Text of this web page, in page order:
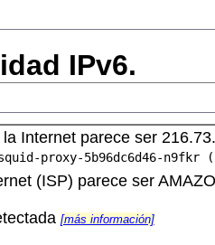
IPv6.
Internet parece ser
proxy-5b96dc6d46-n9fkr
(ISP) parece ser
[más información]